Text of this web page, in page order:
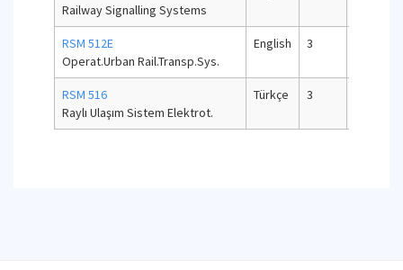
Railway Signalling Systems
RSM 512E
Operat.Urban Rail.Transp.Sys.
English 3
RSM 516
Raylı Ulaşım Sistem Elektrot.
Türkçe 3